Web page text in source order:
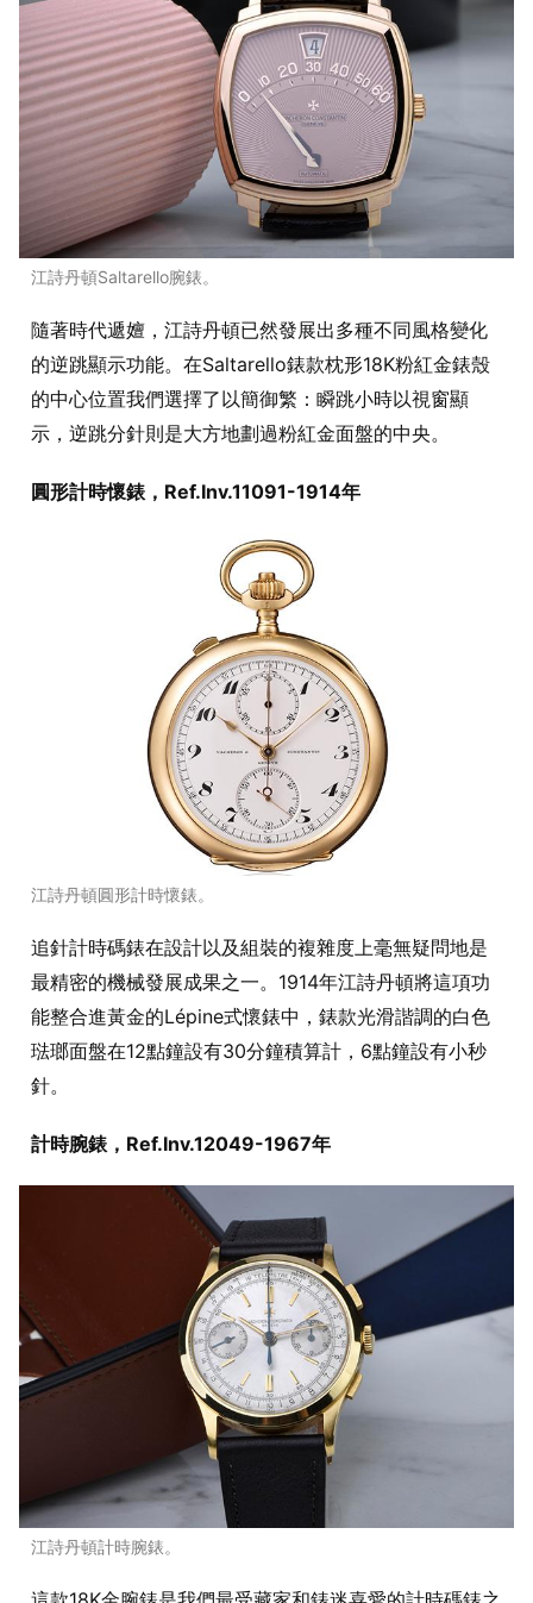
江詩丹頓Saltarello腕錶。
隨著時代遞嬗，江詩丹頓已然發展出多種不同風格變化
的逆跳顯示功能。在Saltarello錶款枕形18K粉紅金錶殼
的中心位置我們選擇了以簡御繁：瞬跳小時以視窗顯
示，逆跳分針則是大方地劃過粉紅金面盤的中央。
圓形計時懷錶，Ref.Inv.11091-1914年
江詩丹頓圓形計時懷錶。
追針計時碼錶在設計以及組裝的複雜度上毫無疑問地是
最精密的機械發展成果之一。1914年江詩丹頓將這項功
能整合進黃金的Lépine式懷錶中，錶款光滑諧調的白色
琺瑯面盤在12點鐘設有30分鐘積算計，6點鐘設有小秒
針。
計時腕錶，Ref.Inv.12049-1967年
江詩丹頓計時腕錶。